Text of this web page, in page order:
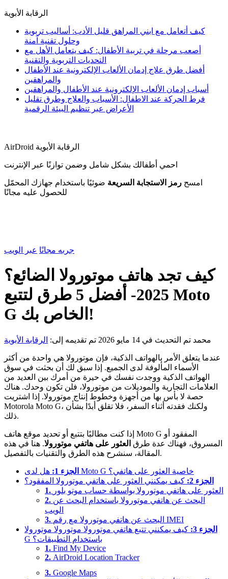
الرقابة الأبوية
كيف أتعامل مع ابني المراهق قليل الأدب: أساليب تربوية
وحلول تقنية آمنة
أصعب مرحلة في تربية الأطفال: كيف يتعامل الأهل مع
التحديات التربوية والتقنية
أفضل طرق علاج إدمان الألعاب الإلكترونية عند الأطفال
والمراهقين
أسباب إدمان الألعاب الإلكترونية عند الأطفال والمراهقين
فرط الحركة عند الاطفال: الأسباب والعلاج وطرق تقليل
الأعراض عبر تنظيم البيئة الرقمية
AirDroid الرقابة الأبوية
احمي أطفالك بشكل شامل وضمن توازنًا عبر الإنترنت
امسح رمز الاستجابة السريعة ضوئيًا باستخدام جهازك المحمّل
للحصول عليه مجانًا
جربه مجانًا عبر الويب
كيف تجد هاتف موتورولا الضائع؟
2025- أفضل 5 طرق لتتبع Moto
G الخاص بك!
محمد تم التحديث في 14 مايو 2026 تم تقديمه إلى: الرقابة الأبوية
عندما يتعلق الأمر بالهواتف الذكية، فإن موتورولا هي واحدة من أكثر
الأسماء المألوفة لدى الجميع. إذا سبق لك أن بحثت في سوق
الهواتف الذكية ووجدت نفسك في حيرة من أمرك بين العديد من
العلامات التجارية والموديلات من موتورولا، فلن تكون وحدك. هناك
حصة لا بأس بها من أجهزة وخطوط إنتاج موتورولا. إذا اشتريت
Motorola Moto G، ولكنك فقدته أثناء السفر، فلا تقلق أبدًا بشأن
ذلك.
إذا كنت مطالبًا بتتبع أو تحديد موقع هاتف Moto G المفقود أو
المسروق، فهناك عدة طرق العثور على هاتفي موتورولا. هنا في هذه
المقالة، سنشرح هذه الطرق والتقنيات بالتفصيل.
الجزء 1:
هل لدى Moto G خاصية العثور على هاتفي؟
الجزء 2:
كيف يمكنني العثور على هاتفي موتورولا المفقود؟
1. العثور على هاتفي موتورولا بواسطة حساب موتو بلور
2. البحث عن هاتفي موتورولا باستخدام البحث عن
الويب
3.
البحث عن هاتفي موتورولا مع رقم IMEI
الجزء 3:
كيف يمكنني تتبع هاتفي موتورولا موتورولا موتورولا
G باستخدام التطبيقات؟
1. Find My Device
2. AirDroid Location Tracker
3. Google Maps